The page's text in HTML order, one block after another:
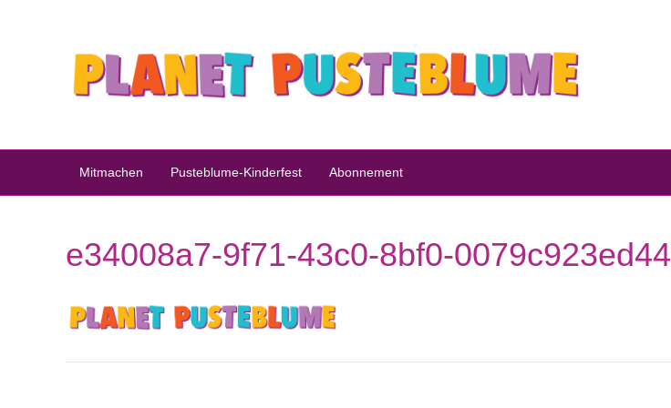
Mitmachen Pusteblume-Kinderfest Abonnement
e34008a7-9f71-43c0-8bf0-0079c923ed44